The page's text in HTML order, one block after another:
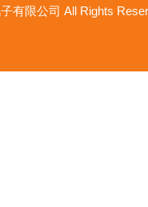
有限公司 All Rights